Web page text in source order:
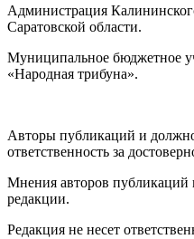
Администрация
Саратовской области.
Муниципальное бюджетное
«Народная трибуна».
Авторы публикаций и
ответственность за
Мнения авторов публикаций
редакции.
Редакция не несет